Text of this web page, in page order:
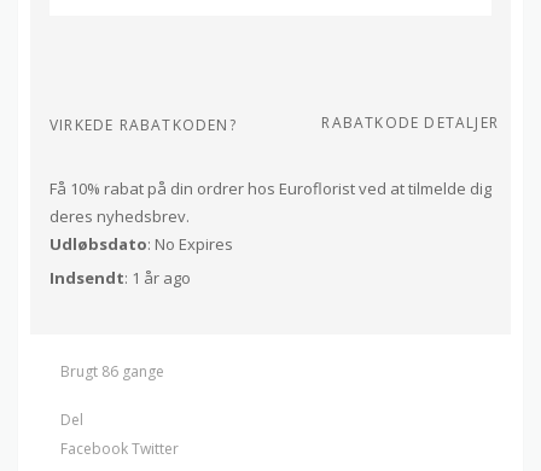
VIRKEDE RABATKODEN? RABATKODE DETALJER
Få 10% rabat på din ordrer hos Euroflorist ved at tilmelde dig
deres nyhedsbrev.
Udløbsdato: No Expires
Indsendt: 1 år ago
Brugt 86 gange
Del
FacebookTwitter